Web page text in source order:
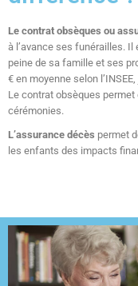
Le contrat obsèques ou
à l’avance ses funérailles. Il
peine de sa famille et ses
€ en moyenne selon
Le contrat obsèques permet
cérémonies.
L’assurance décès permet
les enfants des impacts